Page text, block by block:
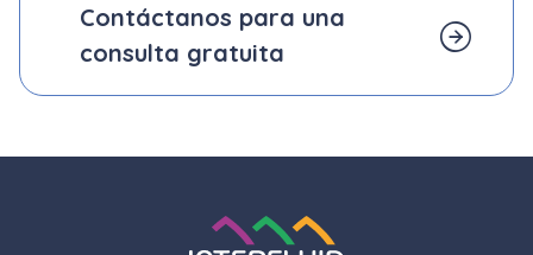
Contáctanos para una
consulta gratuita